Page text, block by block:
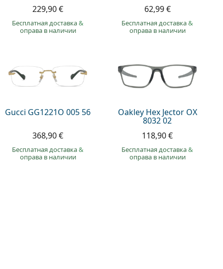
229,90 €
Бесплатная доставка&
оправа в наличии
62,99 €
Бесплатная доставка&
оправа в наличии
Gucci GG1221O 005 56
368,90 €
Бесплатная доставка&
оправа в наличии
Oakley Hex Jector OX
8032 02
118,90 €
Бесплатная доставка&
оправа в наличии